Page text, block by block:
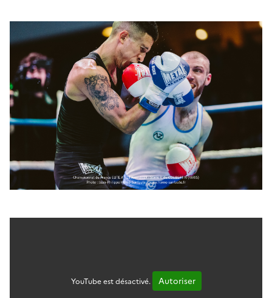
YouTube est désactivé. Autoriser